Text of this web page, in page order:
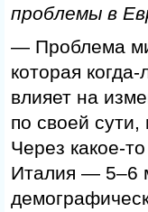
проблемы в
— Проблема
которая
влияет на
по своей
Через какое-
Италия — 5–6